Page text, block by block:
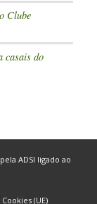
Clube
casais do
ADSI ligado ao
(UE)